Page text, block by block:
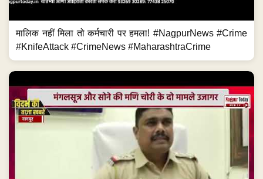
मालिक नहीं मिला तो कर्मचारी पर हमला! #NagpurNews #Crime
#KnifeAttack #CrimeNews #MaharashtraCrime